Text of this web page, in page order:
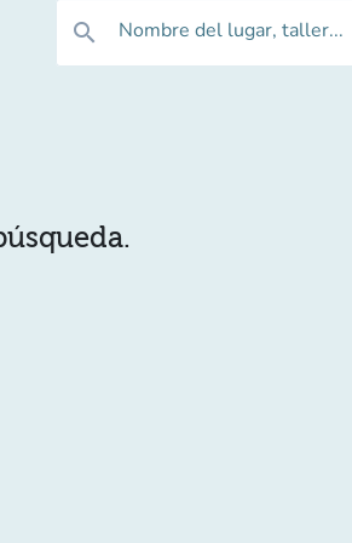
search Nombre del lugar, taller...